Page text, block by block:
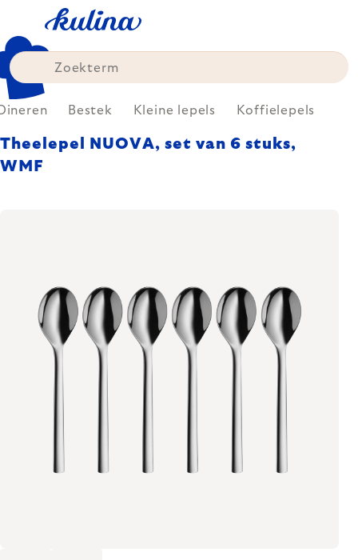
content
Bestek Kleine lepels Koffielepels
Theelepel NUOVA, set van 6 stuks,
WMF